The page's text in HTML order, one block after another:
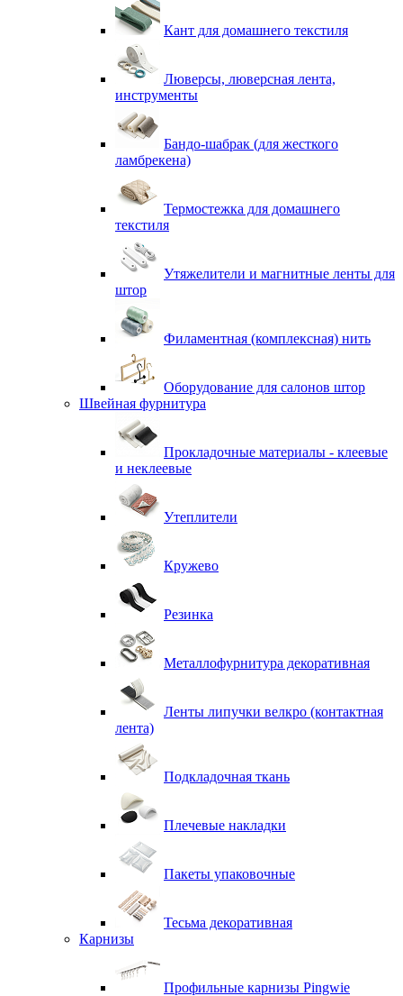
Кант для домашнего текстиля
Люверсы, люверсная лента,
инструменты
Бандо-шабрак (для жесткого
ламбрекена)
Термостежка для домашнего
текстиля
Утяжелители и магнитные ленты для
штор
Филаментная (комплексная) нить
Оборудование для салонов штор
Швейная фурнитура
Прокладочные материалы - клеевые
и неклеевые
Утеплители
Кружево
Резинка
Металлофурнитура декоративная
Ленты липучки велкро (контактная
лента)
Подкладочная ткань
Плечевые накладки
Пакеты упаковочные
Тесьма декоративная
Карнизы
Профильные карнизы Pingwie